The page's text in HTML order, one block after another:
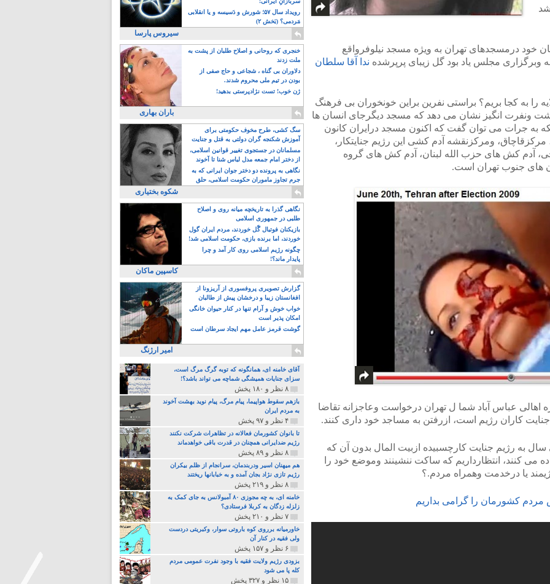
خود درمسجدهای تهران به ویژه مسجد نیلوفرواقع
وبرگزاری مجلس یاد بود گل زیبای پرپرشده ندا آقا سلطان
را به کجا بریم؟ براستی نفرین براین خونخوران بی فرهنگ
زشت ونفرت انگیز نشان می دهد که مسجد دیگرجای انسان ها
به جرات می توان گفت که اکنون مسجد درایران کانون
ومرکزنقشه آدم کشی این رژیم جنایتکار،
آدم کش های حزب الله لبنان، آدم کش های گروه
های جنوب تهران است.
اهالی عباس آباد شما ل تهران درخواست وعاجزانه تقاضا
کاران رژیم است، ازرفتن به مساجد خود داری کنند.
به رژیم جنایت کارچسبیده ازبیت المال بدون آن که
می کنند، انتظارداریم که ساکت ننشینند وموضع خود را
یا درخدمت وهمراه مردم.؟
مردم کشورمان را گرامی بداریم
رویداد سال ۵۷؛ شورش و دَسیسه و یا انقلابی
مَردمی؟ (بَخش ۲)
سیروس پارسا
خنجری که روحانی و اصلاح طلبان از پشت به
ملت زدند
دلاوران بی گناه ، شجاعی و حاج صفی از
بودن در تیم ملی محروم شدند.
ژن خوب! تست نژادپرستی بدهید!
باران بهاری
سگ کشی، طرح مخوف حکومتی برای
آموزش شکنجه گران دولتی به قتل و جنایت
بیشتر
مسلمانان در جستجوی تغییر قوانین اسلامی،
از دختر امام جمعه مدل لباس شنا تا آخوند
مسلمان همجنسگرا!
نگاهی به پرونده دو دختر جوان ایرانی که به
جرم تجاوز ماموران حکومت اسلامی، حلق
آویز شدند!
شکوه بختیاری
نگاهی گذرا به تاریخچه میانه روی و اصلاح
طلبی در جمهوری اسلامی
بازیکنان فوتبال گًل خوردند، مردم ایران گول
خوردند، اما برنده بازی، حکومت اسلامی شد!
چگونه رژیم اسلامی روی کار آمد و چرا
پایدار ماند؟!
کاسپین ماکان
گزارش تصویری پروفسوری از آریزونا از
افغانستان زیبا و درخشان پیش از طالبان
خواب خوش و آرام تنها در کنار حیوان خانگی
امکان پذیر است
گوشت قرمز عامل مهم ایجاد سرطان است
امیر ارژنگ
آقای خامنه ای، همانگونه که توبه گرگ مرگ است،
سزای جنایات همیشگی شماچه می تواند باشد؟!
۸ نظر و ۱۸۰ پخش
بازهم سقوط هواپیما، پیام مرگ، پیام نوید بهشت آخوند
به مردم ایران
۴ نظر و ۹۷ پخش
تا بانوان کشورمان فعالانه در تظاهرات شرکت نکنند
رژیم ضدایرانی همچنان در قدرت باقی خواهدماند
۸ نظر و ۸۹ پخش
هم میهنان اسیر ودربندمان، سرانجام از ظلم بیکران
رژیم تازی نژاد بجان آمده و به خبابانها ریختند
۸ نظر و ۲۱۹ پخش
خامنه ای، به چه مجوزی ۸۰ آمبولانس به جای کمک به
زلزله زدگان به کربلا فرستادی؟
۷ نظر و ۲۱۰ پخش
خاورمیانه برروی کوه باروتی سوار، وکبریتی دردست
ولی فقیه در کنار آن
۶ نظر و ۱۵۷ پخش
بزودی رژیم ولایت فقیه با وجود نفرت عمومی مردم
کله پا می شود
۱۵ نظر و ۳۲۷ پخش